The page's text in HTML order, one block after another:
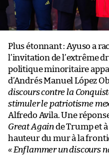
Plus étonnant : Ayuso a
l’invitation de l’extrême
politique minoritaire
d’Andrés Manuel López
discours contre la
stimuler le patriotisme
Alfredo Avila. Une
Great Againde Trump et
hauteur du mur à la
«Enflammer un discours